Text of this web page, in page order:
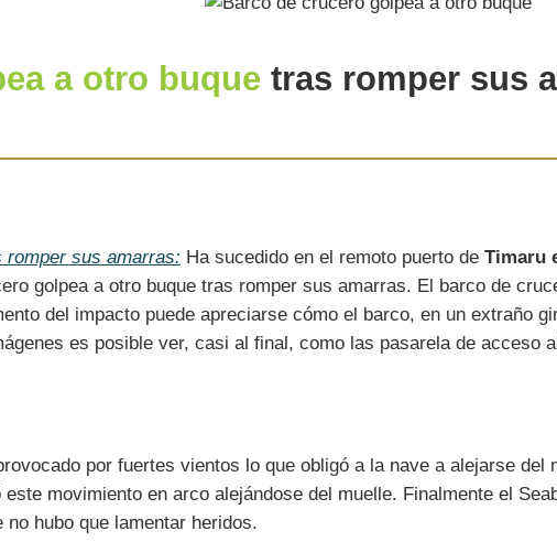
a otro buque tras romper sus
romper sus amarras: Ha sucedido en el remoto puerto de Timaru
golpea a otro buque tras romper sus amarras. El barco de
del impacto puede apreciarse cómo el barco, en un extraño
es posible ver, casi al final, como las pasarela de acceso
por fuertes vientos lo que obligó a la nave a alejarse
movimiento en arco alejándose del muelle. Finalmente el
hubo que lamentar heridos.